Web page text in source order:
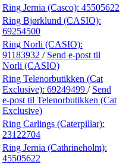
Ring Jernia (Casco): 45505622
Ring Bjørklund (CASIO):
69254500
Ring Norli (CASIO):
91183932 / Send e-post til
Norli (CASIO)
Ring Telenorbutikken (Cat
Exclusive): 69249499 / Send
e-post til Telenorbutikken (Cat
Exclusive)
Ring Carlings (Caterpillar):
23122704
Ring Jernia (Cathrineholm):
45505622